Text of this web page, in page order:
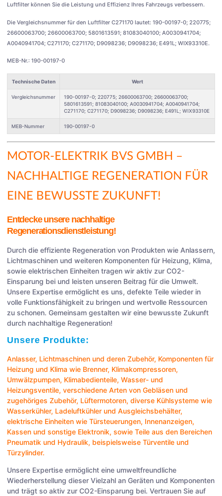
Luftfilter können Sie die Leistung und Effizienz Ihres Fahrzeugs verbessern.
Die Vergleichsnummer für den Luftfilter C271170 lautet: 190-00197-0; 220775;
26600063700; 26600063700; 5801613591; 81083040100; A0030941704;
A0040941704; C271170; C271170; D9098236; D9098236; E491L; WIX93310E.
MEB-Nr.: 190-00197-0
Technische Daten Wert
Vergleichsnummer
190-00197-0; 220775; 26600063700; 26600063700;
5801613591; 81083040100; A0030941704; A0040941704;
C271170; C271170; D9098236; D9098236; E491L; WIX93310E
MEB-Nummer 190-00197-0
MOTOR-ELEKTRIK BVS GMBH –
NACHHALTIGE REGENERATION FÜR
EINE BEWUSSTE ZUKUNFT!
Entdecke unsere nachhaltige
Regenerationsdienstleistung!
Durch die effiziente Regeneration von Produkten wie Anlassern,
Lichtmaschinen und weiteren Komponenten für Heizung, Klima,
sowie elektrischen Einheiten tragen wir aktiv zur CO2-
Einsparung bei und leisten unseren Beitrag für die Umwelt.
Unsere Expertise ermöglicht es uns, defekte Teile wieder in
volle Funktionsfähigkeit zu bringen und wertvolle Ressourcen
zu schonen. Gemeinsam gestalten wir eine bewusste Zukunft
durch nachhaltige Regeneration!
Unsere Produkte:
Anlasser, Lichtmaschinen und deren Zubehör, Komponenten für
Heizung und Klima wie Brenner, Klimakompressoren,
Umwälzpumpen, Klimabedienteile, Wasser- und
Heizungsventile, verschiedene Arten von Gebläsen und
zugehöriges Zubehör, Lüftermotoren, diverse Kühlsysteme wie
Wasserkühler, Ladeluftkühler und Ausgleichsbehälter,
elektrische Einheiten wie Türsteuerungen, Innenanzeigen,
Kassen und sonstige Elektronik, sowie Teile aus den Bereichen
Pneumatik und Hydraulik, beispielsweise Türventile und
Türzylinder.
Unsere Expertise ermöglicht eine umweltfreundliche
Wiederherstellung dieser Vielzahl an Geräten und Komponenten
und trägt so aktiv zur CO2-Einsparung bei. Vertrauen Sie auf